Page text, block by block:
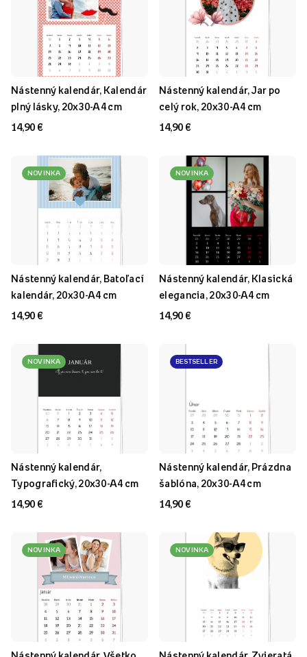
Nástenný kalendár, Kalendár
plný lásky, 20x30-A4 cm
14,90 €
Nástenný kalendár, Jar po
celý rok, 20x30-A4 cm
14,90 €
NOVINKA
Nástenný kalendár, Batoľací
kalendár, 20x30-A4 cm
14,90 €
NOVINKA
Nástenný kalendár, Klasická
elegancia, 20x30-A4 cm
14,90 €
NOVINKA
Nástenný kalendár,
Typografický, 20x30-A4 cm
14,90 €
BESTSELLER
Nástenný kalendár, Prázdna
šablóna, 20x30-A4 cm
14,90 €
NOVINKA NOVINKA